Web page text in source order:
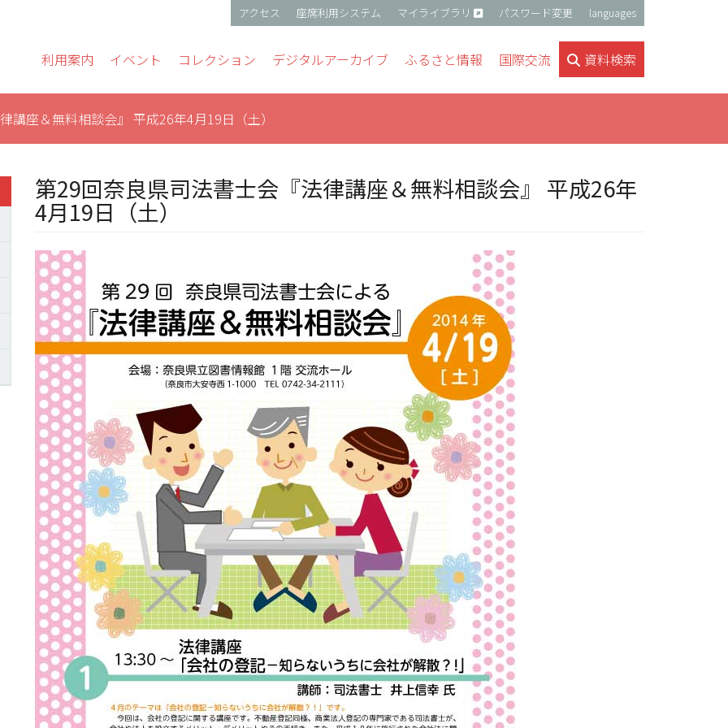
アクセス 座席利用システム マイライブラリ パスワード変更 languages
利用案内 イベント コレクション デジタルアーカイブ ふるさと情報 国際交流 資料検索
講座＆無料相談会』 平成26年4月19日（土）
第29回奈良県司法書士会『法律講座＆無料相談会』 平成26年
4月19日（土）